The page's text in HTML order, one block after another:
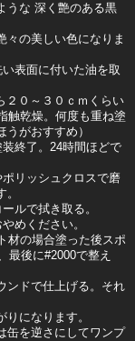
な 深く艶のある黒
々の美しい色になりま
表面に付いた油を取
２０～３０ｃｍくらい
触乾燥。何度も重ね塗
がおすすめ）
終了。24時間ほどで
リッシュクロスで磨
ルで拭き取る。
めください。
材の場合塗った後スポ
最後に#2000で整え
ンドで仕上げる。それ
になります。
缶を逆さにしてワンプ